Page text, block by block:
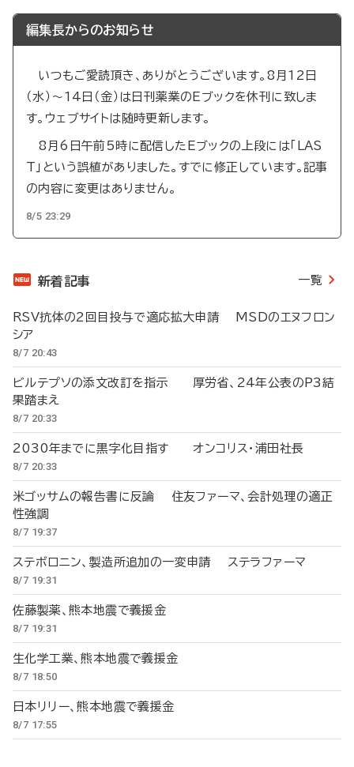
編集長からのお知らせ
いつもご愛読頂き、ありがとうございます。8月12日
（水）～14日（金）は日刊薬業のEブックを休刊に致しま
す。ウェブサイトは随時更新します。
8月6日午前5時に配信したEブックの上段には「LAS
T」という誤植がありました。すでに修正しています。記事
の内容に変更はありません。
8/5 23:29
新着記事 一覧
RSV抗体の2回目投与で適応拡大申請 MSDのエヌフロン
シア
8/7 20:43
ビルテプソの添文改訂を指示 厚労省、24年公表のP3結
果踏まえ
8/7 20:33
2030年までに黒字化目指す オンコリス・浦田社長
8/7 20:33
米ゴッサムの報告書に反論 住友ファーマ、会計処理の適正
性強調
8/7 19:37
ステボロニン、製造所追加の一変申請 ステラファーマ
8/7 19:31
佐藤製薬、熊本地震で義援金
8/7 19:31
生化学工業、熊本地震で義援金
8/7 18:50
日本リリー、熊本地震で義援金
8/7 17:55